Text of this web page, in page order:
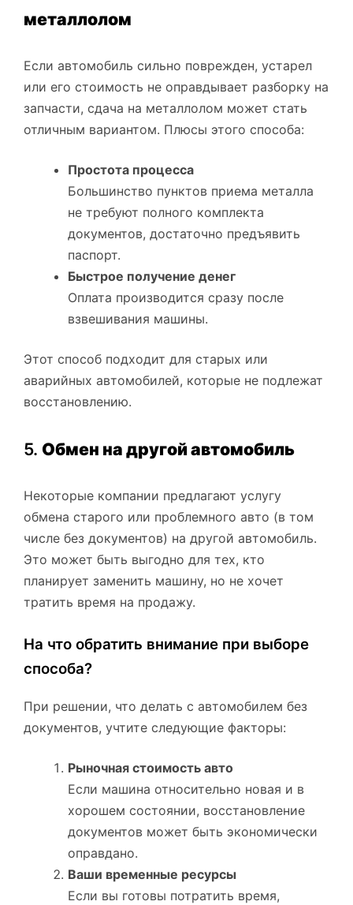
металлолом
Если автомобиль сильно поврежден, устарел
или его стоимость не оправдывает разборку на
запчасти, сдача на металлолом может стать
отличным вариантом. Плюсы этого способа:
Простота процесса
Большинство пунктов приема металла
не требуют полного комплекта
документов, достаточно предъявить
паспорт.
Быстрое получение денег
Оплата производится сразу после
взвешивания машины.
Этот способ подходит для старых или
аварийных автомобилей, которые не подлежат
восстановлению.
5. Обмен на другой автомобиль
Некоторые компании предлагают услугу
обмена старого или проблемного авто (в том
числе без документов) на другой автомобиль.
Это может быть выгодно для тех, кто
планирует заменить машину, но не хочет
тратить время на продажу.
На что обратить внимание при выборе
способа?
При решении, что делать с автомобилем без
документов, учтите следующие факторы:
Рыночная стоимость авто
Если машина относительно новая и в
хорошем состоянии, восстановление
документов может быть экономически
оправдано.
Ваши временные ресурсы
Если вы готовы потратить время,